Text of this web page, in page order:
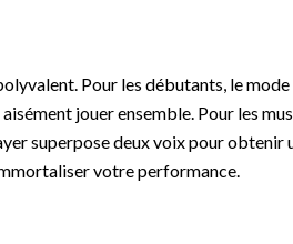
Pour les débutants, le
jouer ensemble. Pour les
superpose deux voix pour obtenir
votre performance.